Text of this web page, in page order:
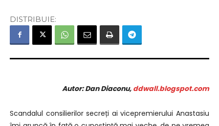
DISTRIBUIE:
Autor: Dan Diaconu, ddwall.blogspot.com
Scandalul consilierilor secreți ai vicepremierului Anastasiu